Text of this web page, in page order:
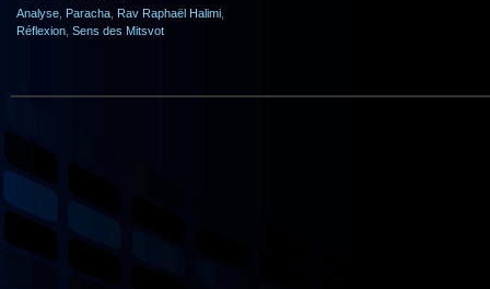
Analyse Paracha Rav Raphaël Halimi
Réflexion Sens des Mitsvot